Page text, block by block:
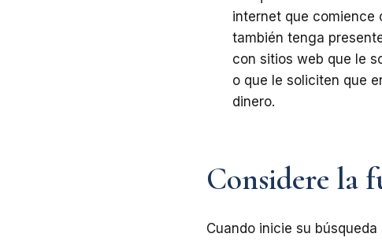
internet que comience
también tenga
con sitios web que le
o que le soliciten que
dinero.
Considere la
Cuando inicie su